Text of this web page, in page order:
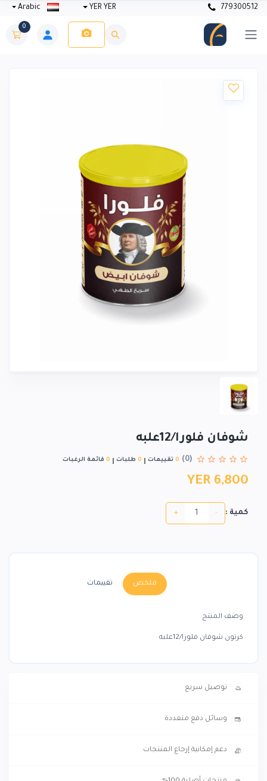
779300512
YER YER
0
شوفان فلورا/12علبه
(0)
0 تقييمات 0 طلبات 0 قائمة الرغبات
YER 6,800
كمية : -
+
ملخص تقييمات
وصف المنتج
كرتون شوفان فلورا/12علبه
توصيل سريع
وسائل دفع متعددة
دعم إمكانية إرجاع المنتجات